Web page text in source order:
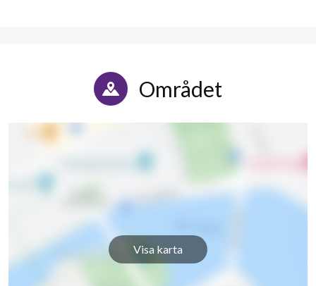
51
Området
Visa karta